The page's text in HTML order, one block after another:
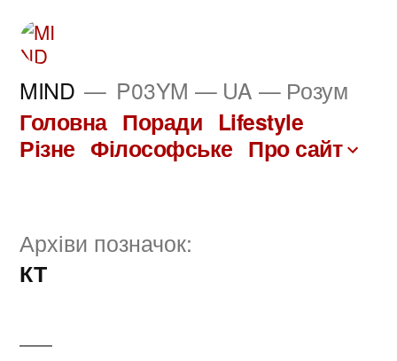
Перейти
вмісту
MIND P03YM — UA — Розум
Головна Поради Lifestyle
Різне Філософське Про сайт
Архіви позначок:
КТ